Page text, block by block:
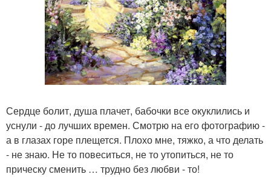
Сердце болит, душа плачет, бабочки все окуклились и
уснули - до лучших времен. Смотрю на его фотографию -
а в глазах горе плещется. Плохо мне, тяжко, а что делать
- не знаю. Не то повеситься, не то утопиться, не то
прическу сменить … трудно без любви - то!